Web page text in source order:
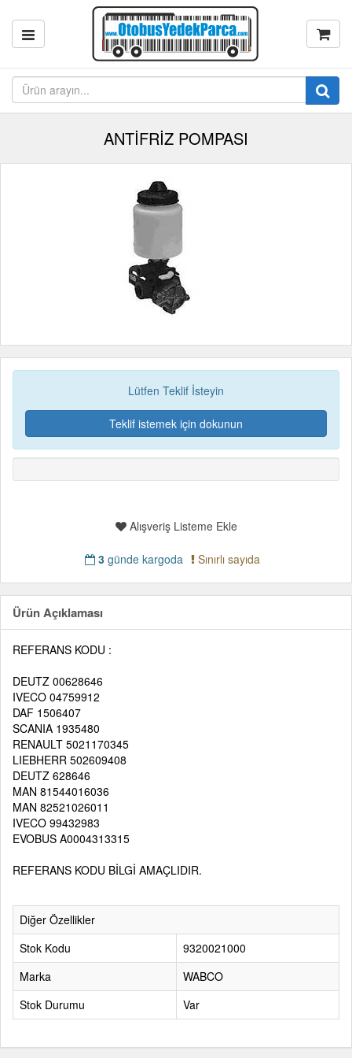
ANTİFRİZ POMPASI
Lütfen Teklif İsteyin
Teklif istemek için dokunun
Alışveriş Listeme Ekle
3günde kargoda Sınırlı sayıda
Ürün Açıklaması
REFERANS KODU :
DEUTZ 00628646
IVECO 04759912
DAF 1506407
SCANIA 1935480
RENAULT 5021170345
LIEBHERR 502609408
DEUTZ 628646
MAN 81544016036
MAN 82521026011
IVECO 99432983
EVOBUS A0004313315
REFERANS KODU BİLGİ AMAÇLIDIR.
Diğer Özellikler
Stok Kodu
9320021000
Marka
WABCO
Stok Durumu
Var